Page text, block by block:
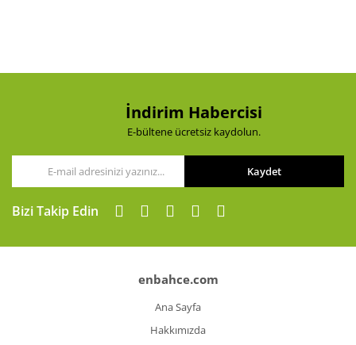
Ürün fiyatı diğer sitelerden daha pahalı.
Gönder
İndirim Habercisi
E-bültene ücretsiz kaydolun.
Kaydet
Bizi Takip Edin
enbahce.com
Ana Sayfa
Hakkımızda